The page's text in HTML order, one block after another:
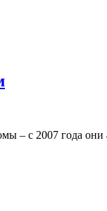
– с 2007 года